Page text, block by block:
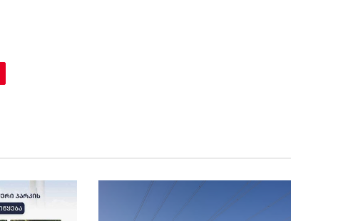
და ძლიერმა სიცხემ მარცვლეულის გაძვირება